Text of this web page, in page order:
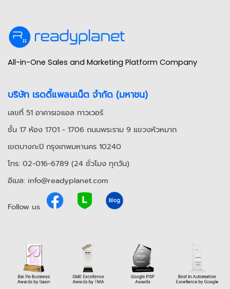
All-in-One Sales and Marketing Platform Company
บริษัท เรดดี้แพลนเน็ต จำกัด (มหาชน)
เลขที่ 51 อาคารเจแอล ทาวเวอร์
ชั้น 17 ห้อง 1701 - 1706 ถนนพระราม 9 แขวงหัวหมาก
เขตบางกะปิ กรุงเทพมหานคร 10240
โทร: 02-016-6789 (24 ชั่วโมง ทุกวัน)
อีเมล: info@readyplanet.com
Follow us